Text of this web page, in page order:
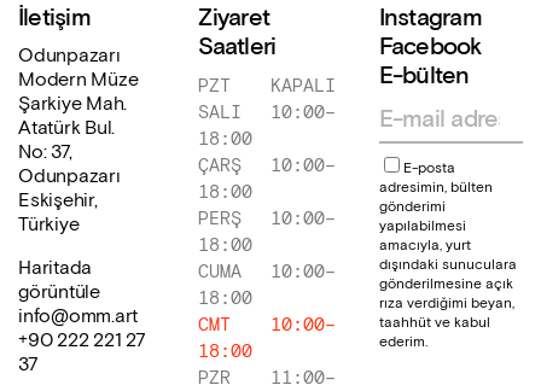
İletişim
Odunpazarı
Modern Müze
Şarkiye Mah.
Atatürk Bul.
No: 37,
Odunpazarı
Eskişehir,
Türkiye
Haritada
görüntüle
info@omm.art
+90 222 221 27
37
Ziyaret
Saatleri
PZT
KAPALI
SALI
10:00–
18:00
ÇARŞ
10:00–
18:00
PERŞ
10:00–
18:00
CUMA
10:00–
18:00
CMT
10:00–
18:00
PZR
11:00–
Instagram
Facebook
E-bülten
E-posta
adresimin, bülten
gönderimi
yapılabilmesi
amacıyla, yurt
dışındaki sunuculara
gönderilmesine açık
rıza verdiğimi beyan,
taahhüt ve kabul
ederim.